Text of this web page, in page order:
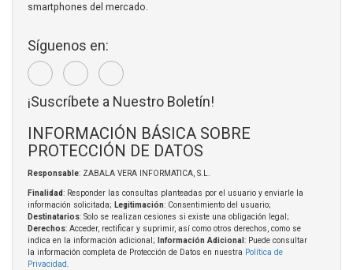
smartphones del mercado.
Síguenos en:
¡Suscríbete a Nuestro Boletín!
INFORMACIÓN BÁSICA SOBRE
PROTECCIÓN DE DATOS
Responsable: ZABALA VERA INFORMATICA, S.L.
Finalidad: Responder las consultas planteadas por el usuario y enviarle la
información solicitada; Legitimación: Consentimiento del usuario;
Destinatarios: Solo se realizan cesiones si existe una obligación legal;
Derechos: Acceder, rectificar y suprimir, así como otros derechos, como se
indica en la información adicional;
Información Adicional : Puede consultar
la información completa de Protección de Datos en nuestra Política de
Privacidad.